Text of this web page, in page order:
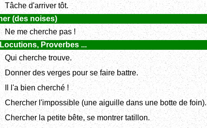
Tâche d'arriver tôt.
(des noises)
Ne me cherche pas !
Proverbes ...
Qui cherche trouve.
Donner des verges pour se faire battre.
Il l'a bien cherché !
Chercher l'impossible (une aiguille dans une botte de foin).
Chercher la petite bête, se montrer tatillon.